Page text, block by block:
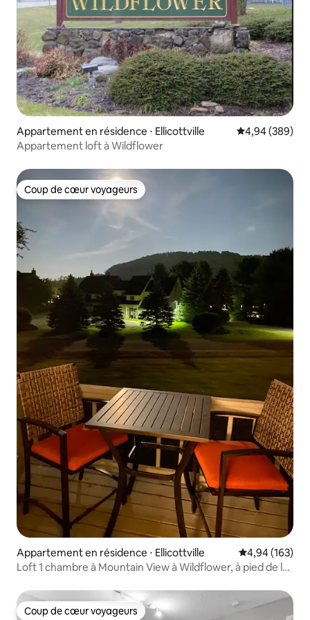
Appartement en résidence ⋅ Ellicottville Évaluation
4,94 (389)
Appartement loft à Wildflower
Coup de cœur voyageurs
Coup de cœur voyageurs
Appartement en résidence ⋅ Ellicottville Évaluation
4,94 (163)
Loft 1 chambre à Mountain View à Wildflower, à pied de la
Coup de cœur voyageurs
Coup de cœur voyageurs